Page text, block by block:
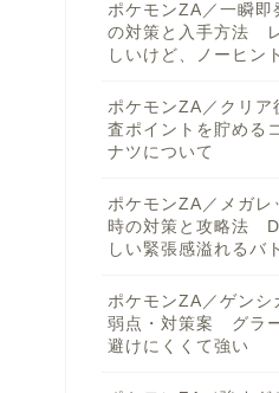
ポケモンZA／一瞬即
の対策と入手方法
しいけど、ノーヒン
ポケモンZA／クリア
査ポイントを貯める
ナツについて
ポケモンZA／メガレ
時の対策と攻略法
しい緊張感溢れるバ
ポケモンZA／ゲンシ
弱点・対策案 グラ
避けにくくて強い